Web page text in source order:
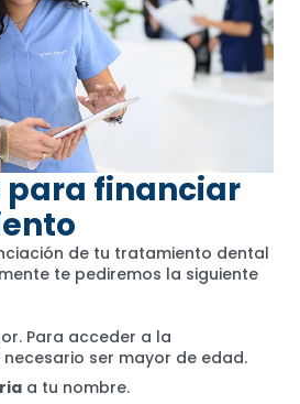
para financiar
de tu tratamiento dental
te pediremos la siguiente
Para acceder a la
ser mayor de edad.
a tu nombre.